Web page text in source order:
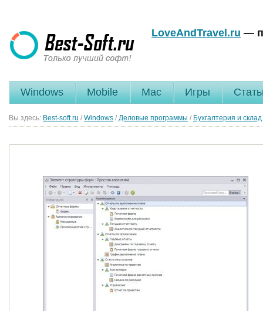
LoveAndTravel.ru —
Windows Mobile Mac Игры
Вы здесь: Best-soft.ru / Windows / Деловые программы / Бухгалтерия и склад